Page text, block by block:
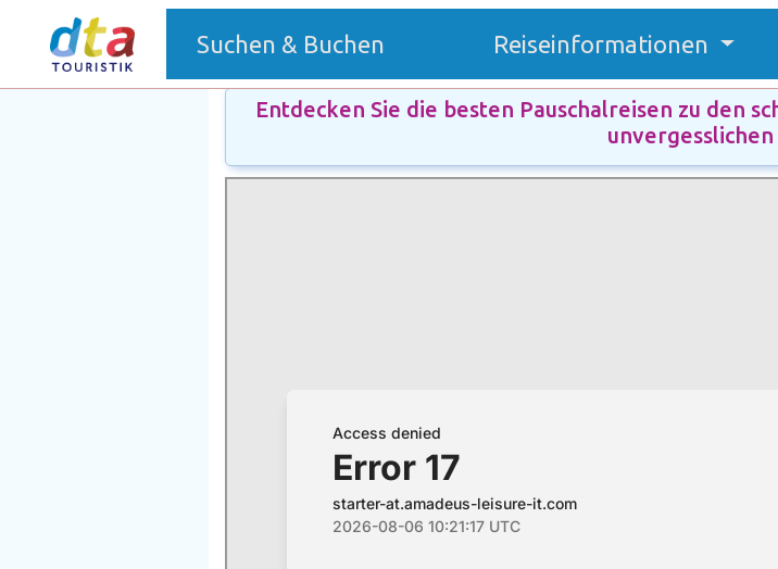
Suchen & Buchen Reiseinformationen
Entdecken Sie die besten Pauschalreisen zu den